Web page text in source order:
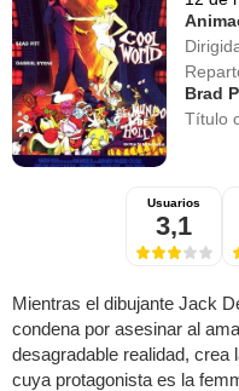
Brad
Título
Usuarios
3,1
Mientras el dibujante Jack
condena por asesinar al
desagradable realidad, crea
cuya protagonista es la